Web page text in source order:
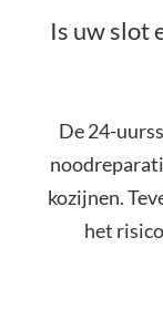
Is uw slot
De 24-
kozijnen.
het